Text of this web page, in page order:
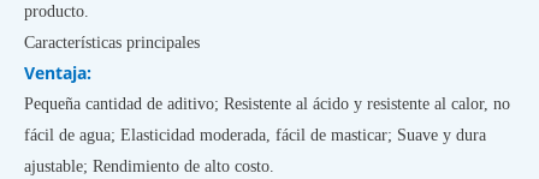
producto.
Características principales
Ventaja:
Pequeña cantidad de aditivo; Resistente al ácido y resistente al calor, no
fácil de agua; Elasticidad moderada, fácil de masticar; Suave y dura
ajustable; Rendimiento de alto costo.